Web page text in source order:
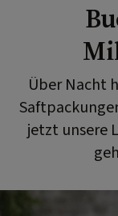
Über Nacht
jetzt unsere